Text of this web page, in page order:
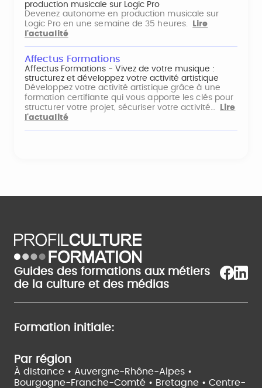
production musicale sur Logic Pro
Devenez autonome en production musicale sur
Logic Pro en une semaine de 35 heures.
Lire
l'actualité
Affectus Formations
Affectus Formations - Vivez de votre musique :
structurez et développez votre activité artistique
Développez votre activité artistique grâce à une
formation certifiante qui vous apporte les clés pour
structurer votre projet, sécuriser votre activité…
Lire
l'actualité
Guides des formations aux métiers
de la culture et des médias
Formation initiale:
Par région
À distance • Auvergne-Rhône-Alpes •
Bourgogne-Franche-Comté • Bretagne • Centre-